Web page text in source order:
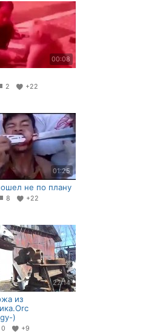
00:08
2 +22
01:25
не по плану
8 +22
22:14
из
)
0 +9